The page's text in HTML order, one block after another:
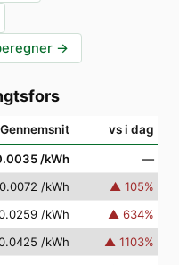
→
Gennemsnit vs i dag
/kWh
—
/kWh ▲ 105%
/kWh ▲ 634%
/kWh ▲ 1103%